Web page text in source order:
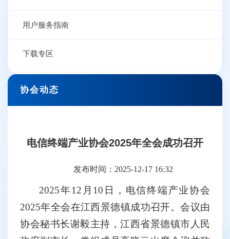
用户服务指南
下载专区
协会动态
电信终端产业协会2025年全会成功召开
发布时间：2025-12-17 16:32
2025年12 月 10 日，电信终端产业协会
2025年全会在江西景德镇成功召开。会议由
协会秘书长谢毅主持，江西省景德镇市人民